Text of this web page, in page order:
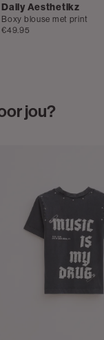
Daily Aesthetikz
Boxy blouse met print
€49.95
jou?